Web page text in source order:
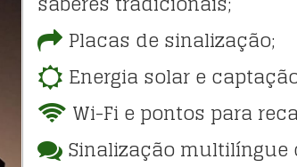
Placas de sinalização;
Energia solar e
Wi-Fi e pontos para
Sinalização